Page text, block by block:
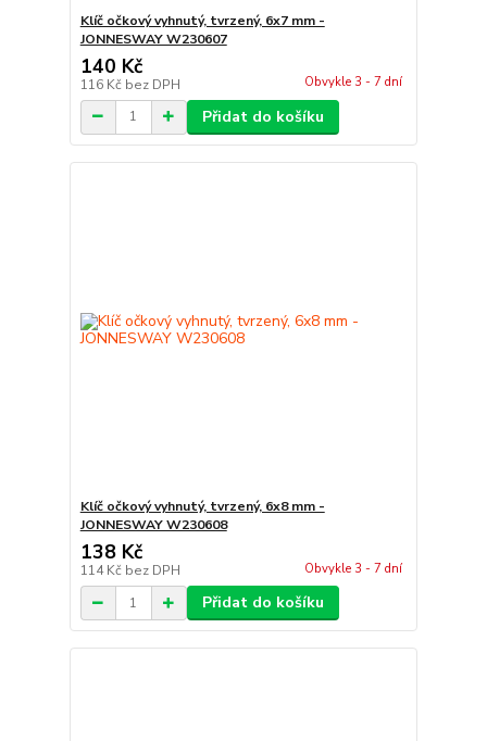
Klíč očkový vyhnutý, tvrzený, 6x7 mm -
JONNESWAY W230607
140 Kč
116 Kč bez DPH Obvykle 3 - 7 dní
Přidat do košíku
Klíč očkový vyhnutý, tvrzený, 6x8 mm -
JONNESWAY W230608
138 Kč
114 Kč bez DPH Obvykle 3 - 7 dní
Přidat do košíku